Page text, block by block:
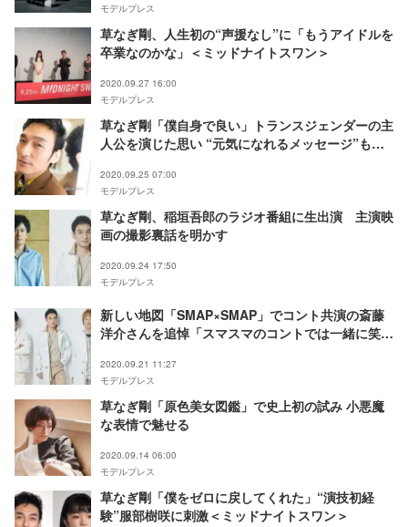
モデルプレス
草なぎ剛、人生初の“声援なし”に「もうアイドルを
卒業なのかな」＜ミッドナイトスワン＞
2020.09.27 16:00
モデルプレス
草なぎ剛「僕自身で良い」トランスジェンダーの主
人公を演じた思い “元気になれるメッセージ”も＜
2020.09.25 07:00
モデルプレス
草なぎ剛、稲垣吾郎のラジオ番組に生出演 主演映
画の撮影裏話を明かす
2020.09.24 17:50
モデルプレス
新しい地図「SMAP×SMAP」でコント共演の斎藤
洋介さんを追悼「スマスマのコントでは一緒に笑
2020.09.21 11:27
モデルプレス
草なぎ剛「原色美女図鑑」で史上初の試み 小悪魔
な表情で魅せる
2020.09.14 06:00
モデルプレス
草なぎ剛「僕をゼロに戻してくれた」“演技初経
験”服部樹咲に刺激＜ミッドナイトスワン＞